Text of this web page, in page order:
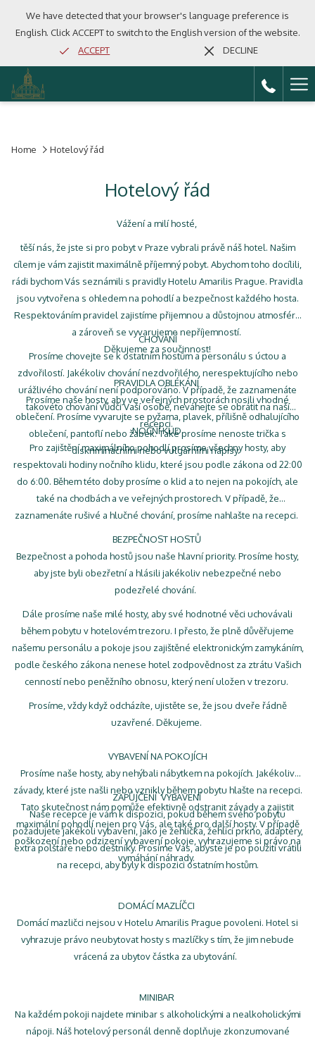
We have detected that your browser's language preference is
English. Click ACCEPT to switch to the English version of the website.
ACCEPT
DECLINE
Home Hotelový řád
Hotelový řád
Vážení a milí hosté,
těší nás, že jste si pro pobyt v Praze vybrali právě náš hotel. Našim
cílem je vám zajistit maximálně příjemný pobyt. Abychom toho docílili,
rádi bychom Vás seznámili s pravidly Hotelu Amarilis Prague. Pravidla
jsou vytvořena s ohledem na pohodlí a bezpečnost každého hosta.
Respektováním pravidel zajistíme přijemnou a důstojnou atmosféru
a zároveň se vyvarujeme nepříjemností.
Děkujeme za součinnost!
PRAVIDLA OBLÉKÁNÍ
Prosíme naše hosty, aby ve veřejných prostorách nosili vhodné
oblečení. Prosíme vyvarujte se pyžama, plavek, přílišně odhalujícího
oblečení, pantoflí nebo žabek. Také prosíme nenoste trička s
diskriminačními nebo vulgárními nápisy.
CHOVÁNÍ
Prosíme chovejte se k ostatním hostům a personálu s úctou a
zdvořilostí. Jakékoliv chování nezdvořilého, nerespektujícího nebo
urážlivého chování není podporováno. V případě, že zaznamenáte
takovéto chování vůdči Vaší osobě, neváhejte se obrátit na naší
recepci.
NOČNÍ KLID
Pro zajištění maximálního pohodlí prosíme všechny hosty, aby
respektovali hodiny nočního klidu, které jsou podle zákona od 22:00
do 6:00. Během této doby prosíme o klid a to nejen na pokojích, ale
také na chodbách a ve veřejných prostorech. V případě, že
zaznamenáte rušivé a hlučné chování, prosíme nahlašte na recepci.
BEZPEČNOST HOSTŮ
Bezpečnost a pohoda hostů jsou naše hlavní priority. Prosíme hosty,
aby jste byli obezřetní a hlásili jakékoliv nebezpečné nebo
podezřelé chování.
Dále prosíme naše milé hosty, aby své hodnotné věci uchovávali
během pobytu v hotelovém trezoru. I přesto, že plně důvěřujeme
našemu personálu a pokoje jsou zajištěné elektronickým zamykáním,
podle českého zákona nenese hotel zodpovědnost za ztrátu Vašich
cenností nebo peněžního obnosu, který není uložen v trezoru.
Prosíme, vždy když odcházíte, ujistěte se, že jsou dveře řádně
uzavřené. Děkujeme.
VYBAVENÍ NA POKOJÍCH
Prosíme naše hosty, aby nehýbali nábytkem na pokojích. Jakékoliv
závady, které jste našli nebo vznikly během pobytu hlašte na recepci.
Tato skutečnost nám pomůže efektivně odstranit závady a zajistit
maximální pohodlí nejen pro Vás, ale také pro další hosty. V případě
poškození nebo odzizení vybavení pokoje, vyhrazujeme si právo na
vymáhání náhrady.
ZAPŮJČENÍ VYBAVENÍ
Naše recepce je vám k dispozici, pokud během svého pobytu
požadujete jakékoli vybavení, jako je žehlička, žehlicí prkno, adaptéry,
extra polštáře nebo deštníky. Prosíme Vás, abyste je po použití vrátili
na recepci, aby byly k dispozici ostatním hostům.
DOMÁCÍ MAZLÍČCI
Domácí mazličci nejsou v Hotelu Amarilis Prague povoleni. Hotel si
vyhrazuje právo neubytovat hosty s mazlíčky s tím, že jim nebude
vrácená za ubytov částka za ubytování.
MINIBAR
Na každém pokoji najdete minibar s alkoholickými a nealkoholickými
nápoji. Náš hotelový personál denně doplňuje zkonzumované